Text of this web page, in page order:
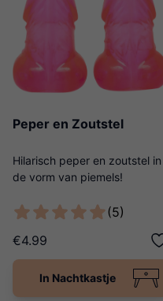
Peper en Zoutstel
Hilarisch peper en zoutstel in
de vorm van piemels!
(5)
€4.99
In Nachtkastje